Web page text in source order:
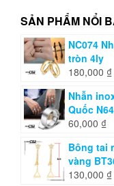
SẢN PHẨM NỔI
NC074
tròn 4ly
180,000 ₫
Nhẫn
Quốc
60,000 ₫
Bông tai
vàng
130,000 ₫